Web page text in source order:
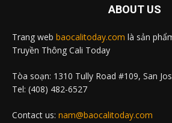
ABOUT US
Trang web baocalitoday.com là sản
Truyền Thông Cali Today
Tòa soạn: 1310 Tully Road #109, San
Tel: (408) 482-6527
Contact us: nam@baocalitoday.com